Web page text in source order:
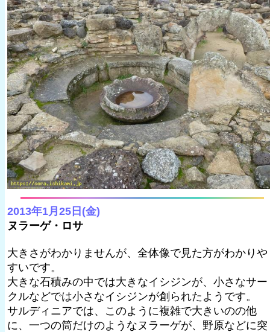
2013年1月25日(金)
ヌラーゲ・ロサ
大きさがわかりませんが、全体像で見た方がわかりや
すいです。
大きな石積みの中では大きなイシジンが、小さなサー
クルなどでは小さなイシジンが創られたようです。
サルディニアでは、このように複雑で大きいのの他
に、一つの筒だけのようなヌラーゲが、野原などに突